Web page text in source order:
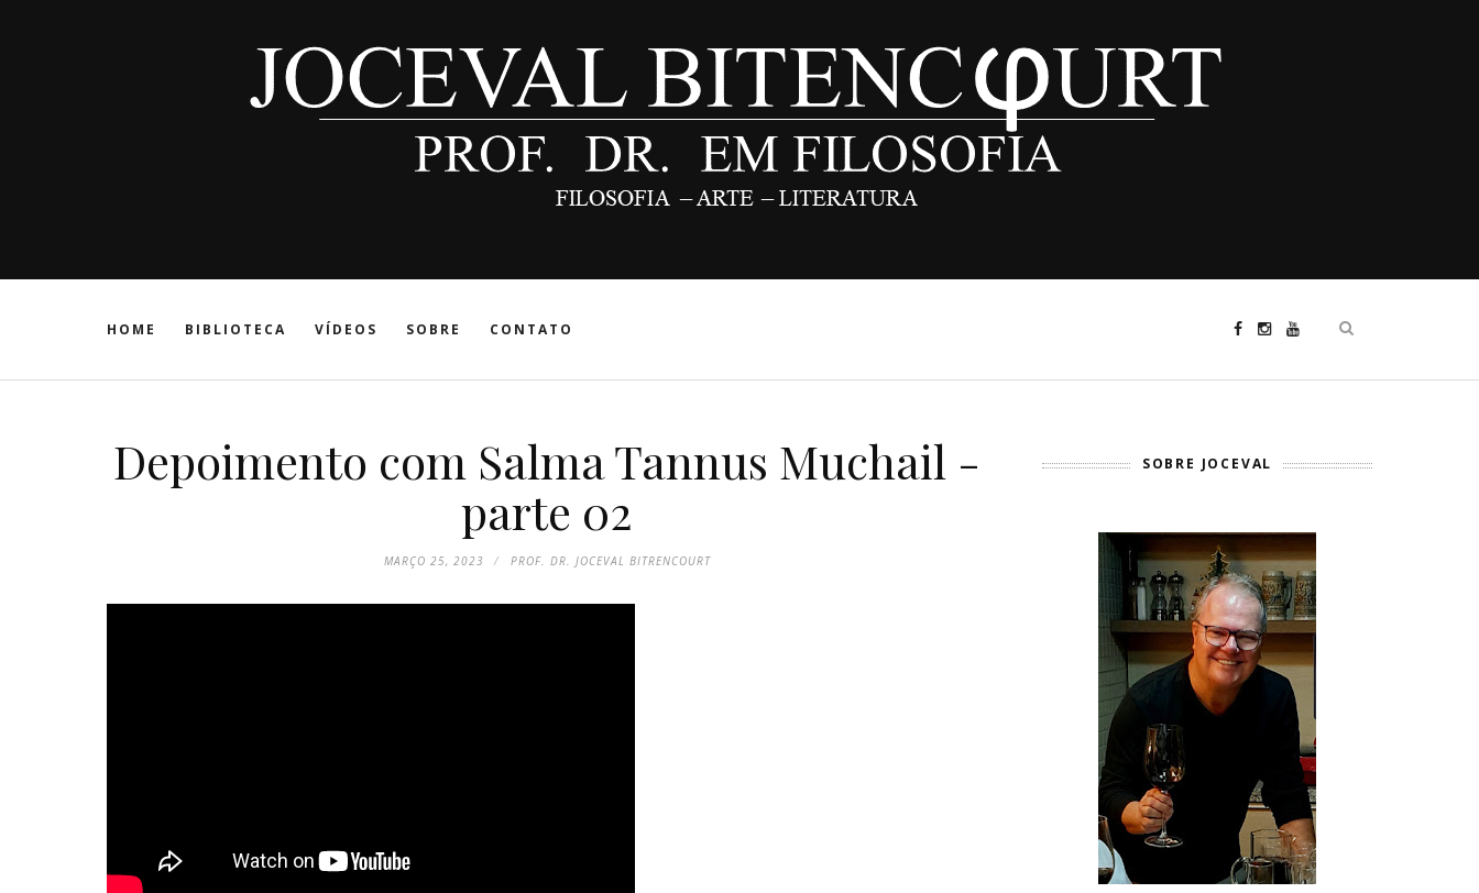
HOME BIBLIOTECA VÍDEOS SOBRE CONTATO
Depoimento com Salma Tannus Muchail -
parte 02
MARÇO 25, 2023 PROF. DR. JOCEVAL BITRENCOURT
SOBRE JOCEVAL